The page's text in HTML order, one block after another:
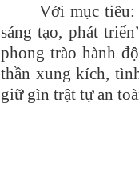
Với mục tiêu:
sáng tạo, phát
phong trào hành
thần xung kích,
giữ gìn trật tự an